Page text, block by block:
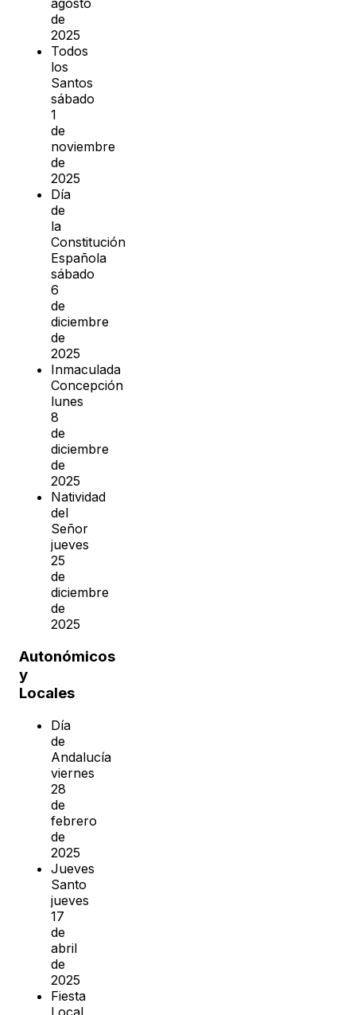
agosto
de
2025
Todos
los
Santos
sábado
1
de
noviembre
de
2025
Día
de
la
Constitución
Española
sábado
6
de
diciembre
de
2025
Inmaculada
Concepción
lunes
8
de
diciembre
de
2025
Natividad
del
Señor
jueves
25
de
diciembre
de
2025
Autonómicos
y
Locales
Día
de
Andalucía
viernes
28
de
febrero
de
2025
Jueves
Santo
jueves
17
de
abril
de
2025
Fiesta
Local